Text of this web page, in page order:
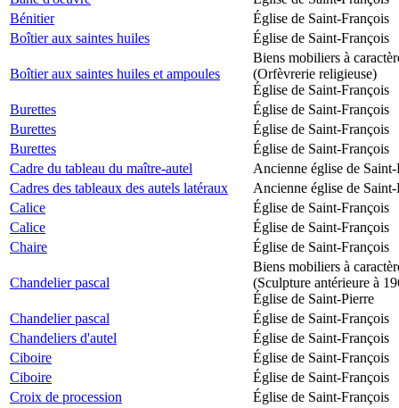
Bénitier
Église de Saint-François
Boîtier aux saintes huiles
Église de Saint-François
Boîtier aux saintes huiles et ampoules
Biens mobiliers à
(Orfèvrerie religieuse)
Église de Saint-François
Burettes
Église de Saint-François
Burettes
Église de Saint-François
Burettes
Église de Saint-François
Cadre du tableau du maître-autel
Ancienne église de Saint-
Cadres des tableaux des autels latéraux
Ancienne église de Saint-
Calice
Église de Saint-François
Calice
Église de Saint-François
Chaire
Église de Saint-François
Chandelier pascal
Biens mobiliers à
(Sculpture antérieure à
Église de Saint-Pierre
Chandelier pascal
Église de Saint-François
Chandeliers d'autel
Église de Saint-François
Ciboire
Église de Saint-François
Ciboire
Église de Saint-François
Croix de procession
Église de Saint-François